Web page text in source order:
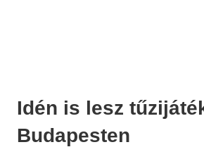
Idén is lesz
Budapesten